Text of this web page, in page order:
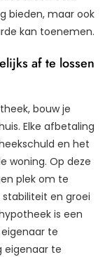
bieden, maar ook
kan toenemen.
af te lossen
bouw je
Elke afbetaling
en het
woning. Op deze
plek om te
en groei
is een
te
eigenaar te